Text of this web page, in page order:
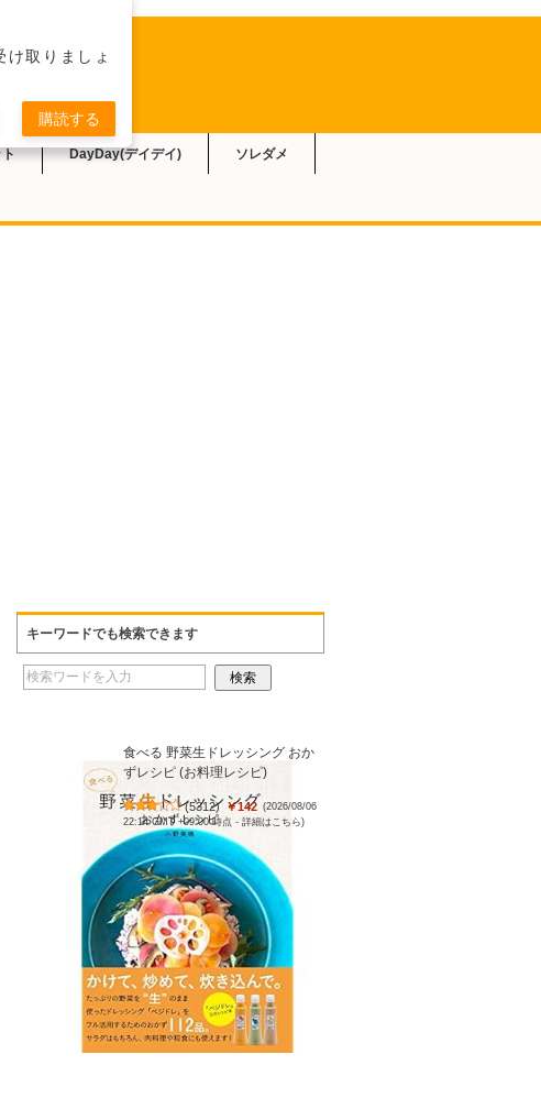
DayDay(デイデイ) ソレダメ
キーワードでも検索できます
食べる 野菜生ドレッシング おか
ずレシピ (お料理レシピ)
(5312) ￥142 (2026/08/06
22:14 GMT +09:00 時点 -詳細はこちら)
け取りましょ
購読する